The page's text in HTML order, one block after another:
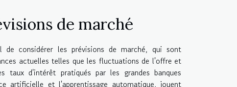
de marché
considérer les prévisions de marché, qui sont
actuelles telles que les fluctuations de l'offre et
d'intérêt pratiqués par les grandes banques
artificielle et l'apprentissage automatique, jouent